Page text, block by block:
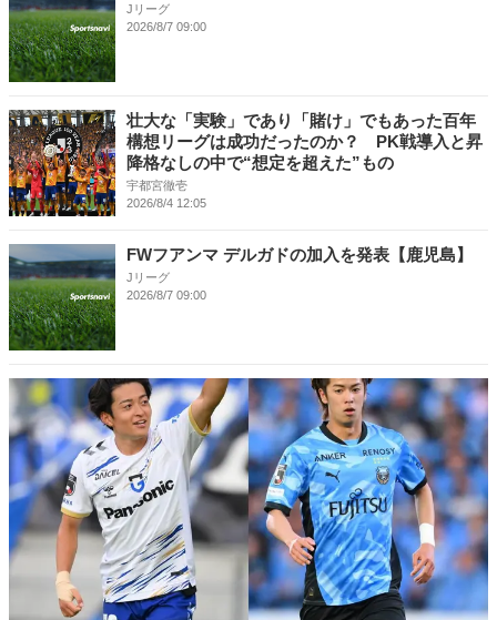
Jリーグ
2026/8/7 09:00
壮大な「実験」であり「賭け」でもあった百年
構想リーグは成功だったのか？ PK戦導入と昇
降格なしの中で“想定を超えた”もの
宇都宮徹壱
2026/8/4 12:05
FWフアンマ デルガドの加入を発表【鹿児島】
Jリーグ
2026/8/7 09:00